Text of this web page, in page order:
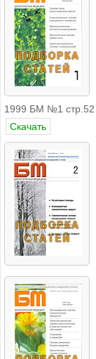
1999 БМ №1 стр.52
Скачать